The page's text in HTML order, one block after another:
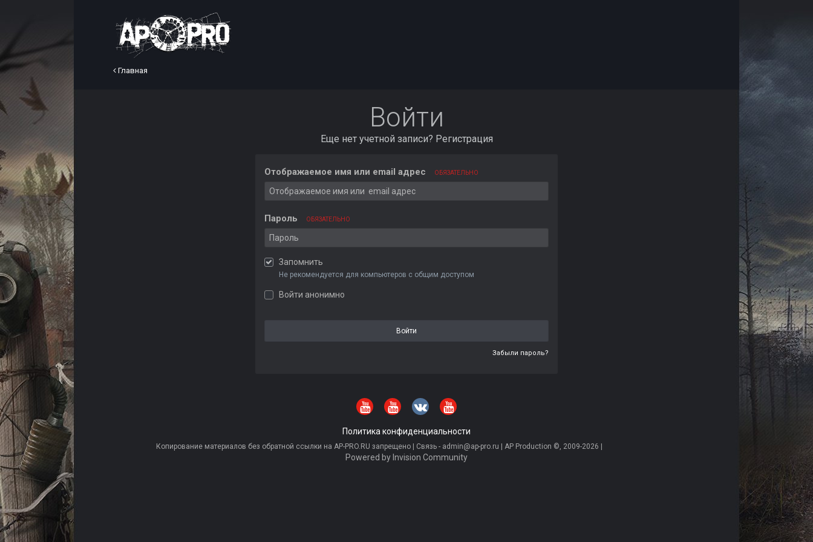
Главная
Войти
Еще нет учетной записи? Регистрация
Отображаемое имя или email адрес ОБЯЗАТЕЛЬНО
Пароль ОБЯЗАТЕЛЬНО
Запомнить
Не рекомендуется для компьютеров с общим доступом
Войти анонимно
Войти
Забыли пароль?
Политика конфиденциальности
Копирование материалов без обратной ссылки на AP-PRO.RU запрещено | Связь - admin@ap-pro.ru | AP Production ©, 2009-2026 |
Powered by Invision Community